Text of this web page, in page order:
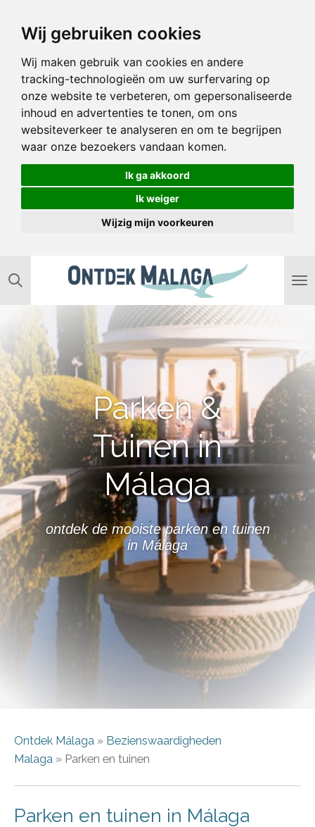
Wij gebruiken cookies
Wij maken gebruik van cookies en andere
tracking-technologieën om uw surfervaring op
onze website te verbeteren, om gepersonaliseerde
inhoud en advertenties te tonen, om ons
websiteverkeer te analyseren en om te begrijpen
waar onze bezoekers vandaan komen.
Ik ga akkoord
Ik weiger
Wijzig mijn voorkeuren
direct
hoofdinhoud
Parken &
Tuinen in
Málaga
ontdek de mooiste parken en tuinen
in Málaga
Ontdek Málaga » Bezienswaardigheden
Malaga » Parken en tuinen
Parken en tuinen in Málaga